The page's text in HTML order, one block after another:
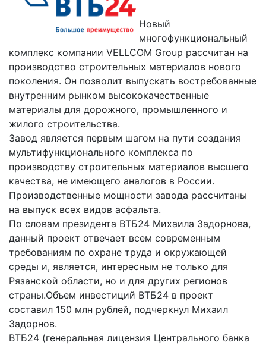
Новый
многофункциональный
комплекс компании VELLCOM Group рассчитан на
производство строительных материалов нового
поколения. Он позволит выпускать востребованные
внутренним рынком высококачественные
материалы для дорожного, промышленного и
жилого строительства.
Завод является первым шагом на пути создания
мультифункционального комплекса по
производству строительных материалов высшего
качества, не имеющего аналогов в России.
Производственные мощности завода рассчитаны
на выпуск всех видов асфальта.
По словам президента ВТБ24 Михаила Задорнова,
данный проект отвечает всем современным
требованиям по охране труда и окружающей
среды и, является, интересным не только для
Рязанской области, но и для других регионов
страны.Объем инвестиций ВТБ24 в проект
составил 150 млн рублей, подчеркнул Михаил
Задорнов.
ВТБ24 (генеральная лицензия Центрального банка